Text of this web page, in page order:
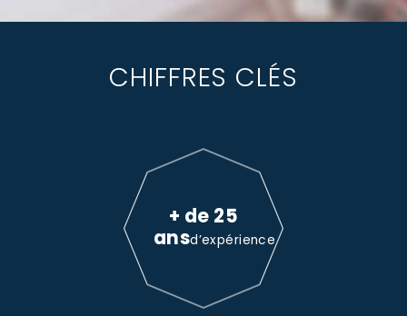
CHIFFRES CLÉS
+ de 25
ansd’expérience